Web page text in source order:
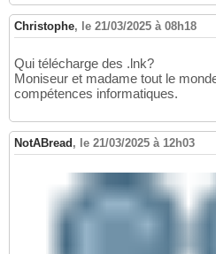
Christophe, le 21/03/2025 à 08h18
Qui télécharge des .lnk?
Moniseur et madame tout le
compétences informatiques.
NotABread , le 21/03/2025 à 12h03